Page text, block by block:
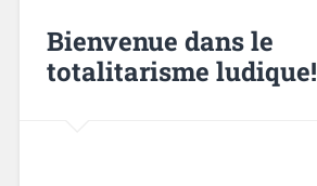
Bienvenue dans le
totalitarisme ludique!